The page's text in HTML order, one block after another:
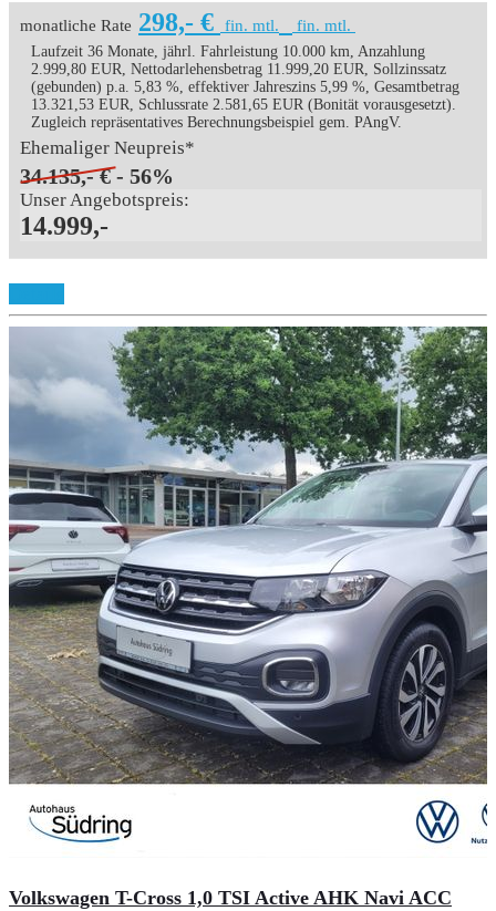
monatliche Rate 298,- € fin. mtl. fin. mtl.
Laufzeit 36 Monate, jährl. Fahrleistung 10.000 km, Anzahlung
2.999,80 EUR, Nettodarlehensbetrag 11.999,20 EUR, Sollzinssatz
(gebunden) p.a. 5,83 %, effektiver Jahreszins 5,99 %, Gesamtbetrag
13.321,53 EUR, Schlussrate 2.581,65 EUR (Bonität vorausgesetzt).
Zugleich repräsentatives Berechnungsbeispiel gem. PAngV.
Ehemaliger Neupreis*
34.135,- € - 56%
Unser Angebotspreis:
14.999,-
Volkswagen T-Cross 1,0 TSI Active AHK Navi ACC